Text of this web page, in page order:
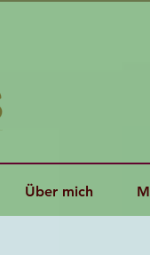
Über mich